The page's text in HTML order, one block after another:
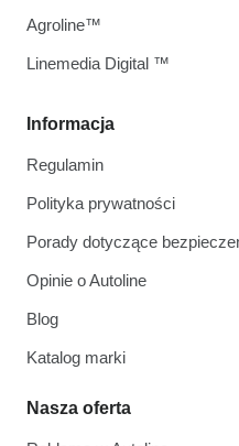
Informacja
Regulamin
Polityka prywatności
Porady dotyczące
Opinie o Autoline
Blog
Katalog marki
Nasza oferta
Agroline™
Linemedia Digital ™